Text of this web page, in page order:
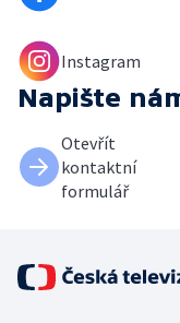
Instagram
Napište
Otevřít
kontaktní
formulář